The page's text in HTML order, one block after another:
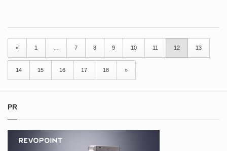
« 1 7 8 9 10 11 12 13
14 15 16 17 18 »
PR